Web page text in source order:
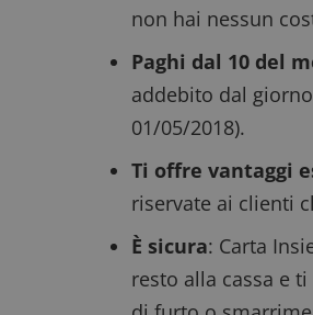
non hai nessun
Paghi dal 10 del
addebito dal
01/05/2018).
Ti offre vantaggi
riservate ai clienti
È sicura: Carta
resto alla cassa e